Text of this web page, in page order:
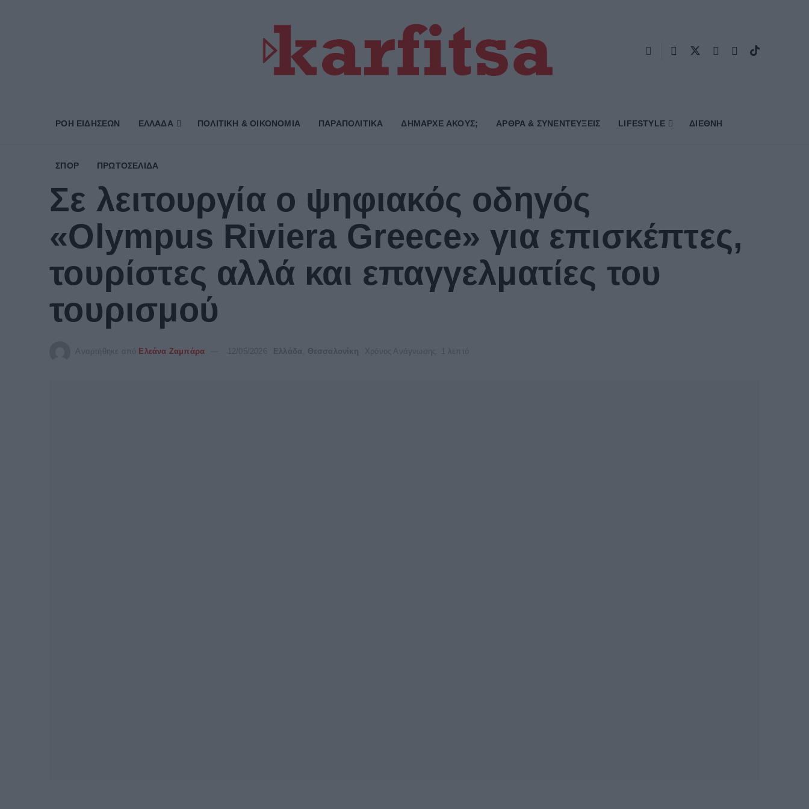
ΡΟΗ ΕΙΔΗΣΕΩΝ ΕΛΛΑΔΑ ΠΟΛΙΤΙΚΗ & ΟΙΚΟΝΟΜΙΑ ΠΑΡΑΠΟΛΙΤΙΚΑ ΔΗΜΑΡΧE ΑΚΟΥΣ; ΑΡΘΡΑ & ΣΥΝΕΝΤΕΥΞΕΙΣ LIFESTYLE ΔΙΕΘΝΗ
ΣΠΟΡ ΠΡΩΤΟΣΈΛΙΔΑ
Σε λειτουργία ο ψηφιακός οδηγός
«Olympus Riviera Greece» για επισκέπτες,
τουρίστες αλλά και επαγγελματίες του
τουρισμού
Αναρτήθηκε από Ελεάνα Ζαμπάρα 12/05/2026 Ελλάδα Θεσσαλονίκη Χρόνος Ανάγνωσης: 1 λεπτό